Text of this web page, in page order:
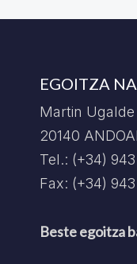
EGOITZA
Martin
20140
Tel.: (+34)
Fax: (+34) 943
Beste egoitza